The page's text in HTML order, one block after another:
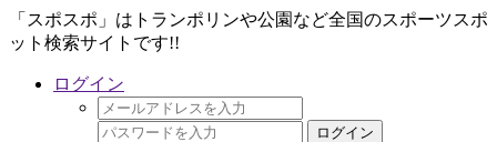
「スポスポ」はトランポリンや公園など全国のスポーツスポ
ット検索サイトです!!
ログイン
ログイン